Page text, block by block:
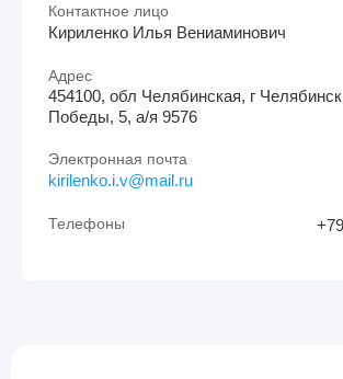
Контактное лицо
Кириленко Илья Вениаминович
Адрес
454100, обл Челябинская, г
Победы, 5, а/я 9576
Электронная почта
kirilenko.i.v@mail.ru
Телефоны